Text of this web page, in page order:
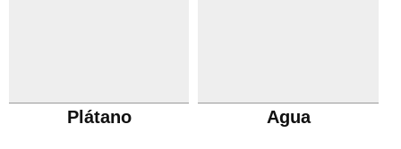
Plátano Agua